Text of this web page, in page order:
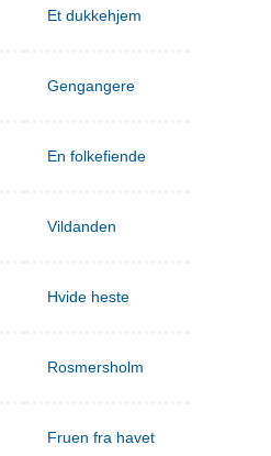
Et dukkehjem
Gengangere
En folkefiende
Vildanden
Hvide heste
Rosmersholm
Fruen fra havet